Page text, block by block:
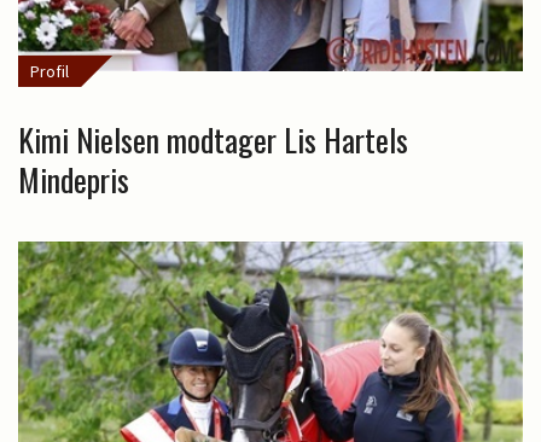
Profil
Kimi Nielsen modtager Lis Hartels
Mindepris